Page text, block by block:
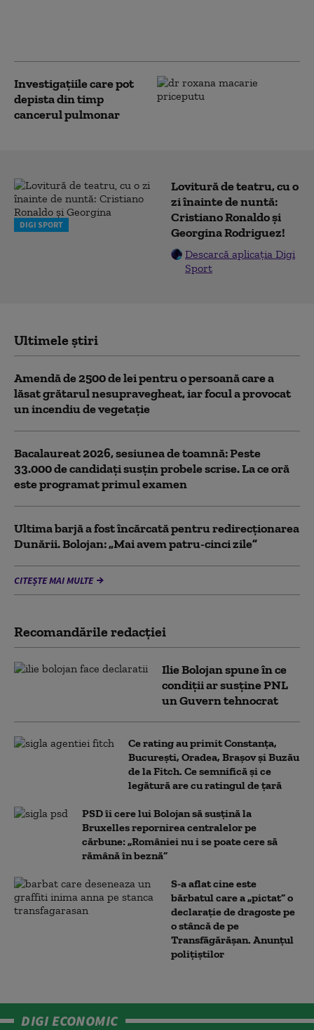
Investigațiile care pot
depista din timp
cancerul pulmonar
DIGI SPORT
Lovitură de teatru, cu o
zi înainte de nuntă:
Cristiano Ronaldo și
Georgina Rodriguez!
Descarcă aplicația Digi
Sport
Ultimele știri
Amendă de 2500 de lei pentru o persoană care a
lăsat grătarul nesupravegheat, iar focul a provocat
un incendiu de vegetaţie
Bacalaureat 2026, sesiunea de toamnă: Peste
33.000 de candidați susțin probele scrise. La ce oră
este programat primul examen
Ultima barjă a fost încărcată pentru redirecționarea
Dunării. Bolojan: „Mai avem patru-cinci zile”
CITEȘTE MAI MULTE
Recomandările redacţiei
Ilie Bolojan spune în ce
condiții ar susține PNL
un Guvern tehnocrat
Ce rating au primit Constanța,
București, Oradea, Brașov și Buzău
de la Fitch. Ce semnifică și ce
legătură are cu ratingul de țară
PSD îi cere lui Bolojan să susțină la
Bruxelles repornirea centralelor pe
cărbune: „României nu i se poate cere să
rămână în beznă”
S-a aflat cine este
bărbatul care a „pictat” o
declarație de dragoste pe
o stâncă de pe
Transfăgărășan. Anunțul
polițiștilor
DIGI ECONOMIC